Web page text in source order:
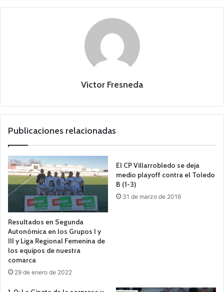
Victor Fresneda
Publicaciones relacionadas
Resultados en Segunda
Autonómica en los Grupos I y
III y Liga Regional Femenina de
los equipos de nuestra
comarca
29 de enero de 2022
El CP Villarrobledo se deja
medio playoff contra el Toledo
B (1-3)
31 de marzo de 2016